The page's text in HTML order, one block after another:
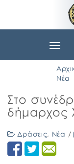
Toggle
Νέα
Στο
δήμαρχος
Δράσεις, Νέα /